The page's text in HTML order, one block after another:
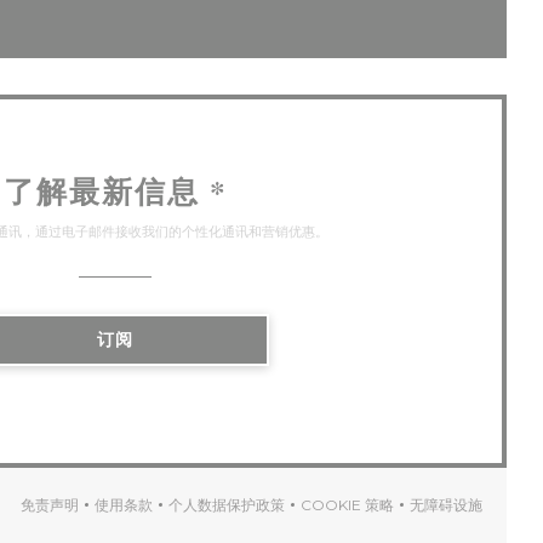
了解最新信息 *
讯，通过电子邮件接收我们的个性化通讯和营销优惠。
订阅
免责声明
((在新窗口中打开))
使用条款
((在新窗口中打开))
个人数据保护政策
((在新窗口中打开))
COOKIE 策略
((在新窗口中打开))
无障碍设施
((在新窗口中